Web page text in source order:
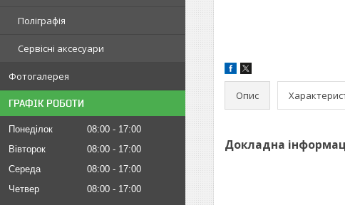
Поліграфія
Сервісні аксесуари
Фотогалерея
ГРАФІК РОБОТИ
Понеділок 08:00
17:00
Вівторок
08:00
17:00
Середа
08:00
17:00
Четвер
08:00
17:00
Опис
Докладна